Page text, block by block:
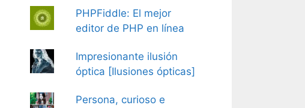
PHPFiddle: El mejor
editor de PHP en línea
Impresionante ilusión
óptica [Ilusiones ópticas]
Persona, curioso e